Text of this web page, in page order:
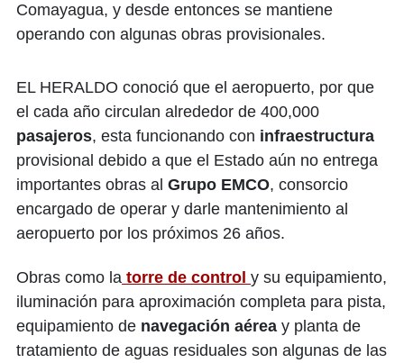
Comayagua, y desde entonces se mantiene
operando con algunas obras provisionales.
EL HERALDO conoció que el aeropuerto, por que
el cada año circulan alrededor de 400,000
pasajeros, esta funcionando con infraestructura
provisional debido a que el Estado aún no entrega
importantes obras al Grupo EMCO, consorcio
encargado de operar y darle mantenimiento al
aeropuerto por los próximos 26 años.
Obras como la torre de control y su equipamiento,
iluminación para aproximación completa para pista,
equipamiento de navegación aérea y planta de
tratamiento de aguas residuales son algunas de las